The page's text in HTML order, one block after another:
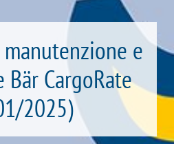
e
CargoRate
2025)